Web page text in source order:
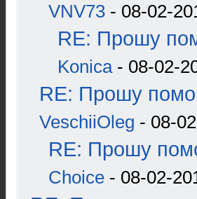
VNV73 - 08-02-
RE: Прошу
Konica- 08-02-
RE: Прошу
VeschiiOleg - 08-
RE: Прошу
Choice - 08-02-